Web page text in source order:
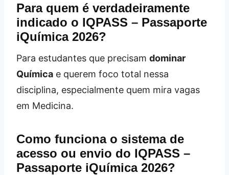
Para quem é verdadeiramente
indicado o IQPASS – Passaporte
iQuímica 2026?
Para estudantes que precisam dominar
Química e querem foco total nessa
disciplina, especialmente quem mira vagas
em Medicina.
Como funciona o sistema de
acesso ou envio do IQPASS –
Passaporte iQuímica 2026?